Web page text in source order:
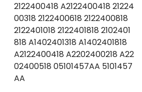
2122400418 A2122400418 21224
00318 2122400618 2122400818
2122401018 2122401818 2102401
818 A1402401318 A1402401818
A2122400418 A2202400218 A22
02400518 05101457AA 5101457
AA